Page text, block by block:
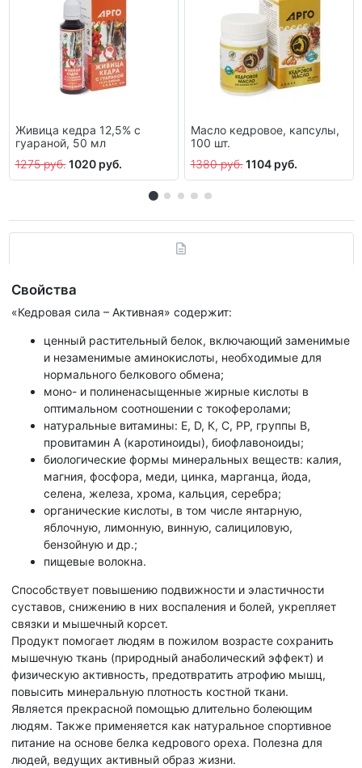
Живица кедра 12,5% с
гуараной, 50 мл
1275 руб. 1020 руб.
Масло кедровое, капсулы,
100 шт.
1380 руб. 1104 руб.
Свойства
«Кедровая сила – Активная» содержит:
ценный растительный белок, включающий заменимые
и незаменимые аминокислоты, необходимые для
нормального белкового обмена;
моно- и полиненасыщенные жирные кислоты в
оптимальном соотношении с токоферолами;
натуральные витамины: Е, D, К, С, РР, группы В,
провитамин А (каротиноиды), биофлавоноиды;
биологические формы минеральных веществ: калия,
магния, фосфора, меди, цинка, марганца, йода,
селена, железа, хрома, кальция, серебра;
органические кислоты, в том числе янтарную,
яблочную, лимонную, винную, салициловую,
бензойную и др.;
пищевые волокна.
Способствует повышению подвижности и эластичности
суставов, снижению в них воспаления и болей, укрепляет
связки и мышечный корсет.
Продукт помогает людям в пожилом возрасте сохранить
мышечную ткань (природный анаболический эффект) и
физическую активность, предотвратить атрофию мышц,
повысить минеральную плотность костной ткани.
Является прекрасной помощью длительно болеющим
людям. Также применяется как натуральное спортивное
питание на основе белка кедрового ореха. Полезна для
людей, ведущих активный образ жизни.